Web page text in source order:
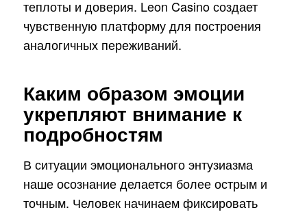
теплоты и доверия. Leon Casino создает
чувственную платформу для построения
аналогичных переживаний.
Каким образом эмоции
укрепляют внимание к
подробностям
В ситуации эмоционального энтузиазма
наше осознание делается более острым и
точным. Человек начинаем фиксировать